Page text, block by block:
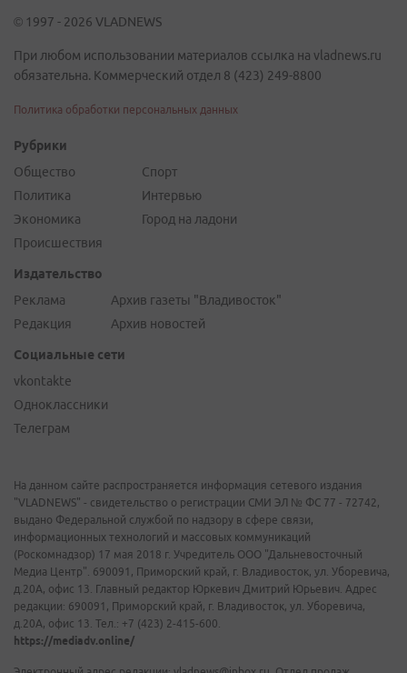
© 1997 - 2026 VLADNEWS
При любом использовании материалов ссылка на vladnews.ru
обязательна. Коммерческий отдел 8 (423) 249-8800
Политика обработки персональных данных
Рубрики
Общество
Политика
Экономика
Происшествия
Спорт
Интервью
Город на ладони
Издательство
Реклама
Редакция
Архив газеты "Владивосток"
Архив новостей
Социальные сети
vkontakte
Одноклассники
Телеграм
На данном сайте распространяется информация сетевого издания
"VLADNEWS" - свидетельство о регистрации СМИ ЭЛ № ФС 77 - 72742,
выдано Федеральной службой по надзору в сфере связи,
информационных технологий и массовых коммуникаций
(Роскомнадзор) 17 мая 2018 г. Учредитель ООО "Дальневосточный
Медиа Центр". 690091, Приморский край, г. Владивосток, ул. Уборевича,
д.20А, офис 13. Главный редактор Юркевич Дмитрий Юрьевич. Адрес
редакции: 690091, Приморский край, г. Владивосток, ул. Уборевича,
д.20А, офис 13. Тел.: +7 (423) 2-415-600.
https://mediadv.online/